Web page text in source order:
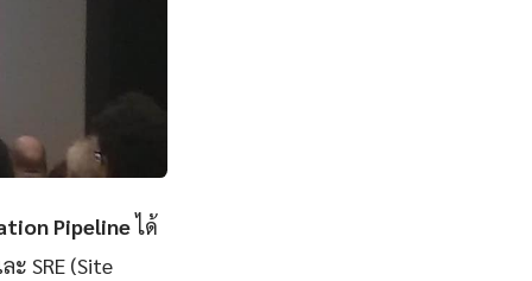
Pipelineได้
SRE (Site